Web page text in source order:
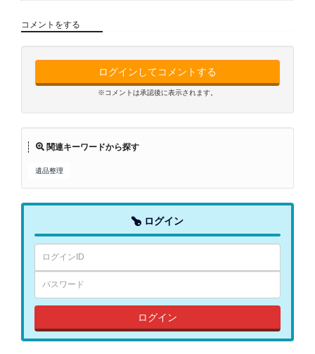
コメントをする
ログインしてコメントする
※コメントは承認後に表示されます。
関連キーワードから探す
遺品整理
ログイン
ログイン